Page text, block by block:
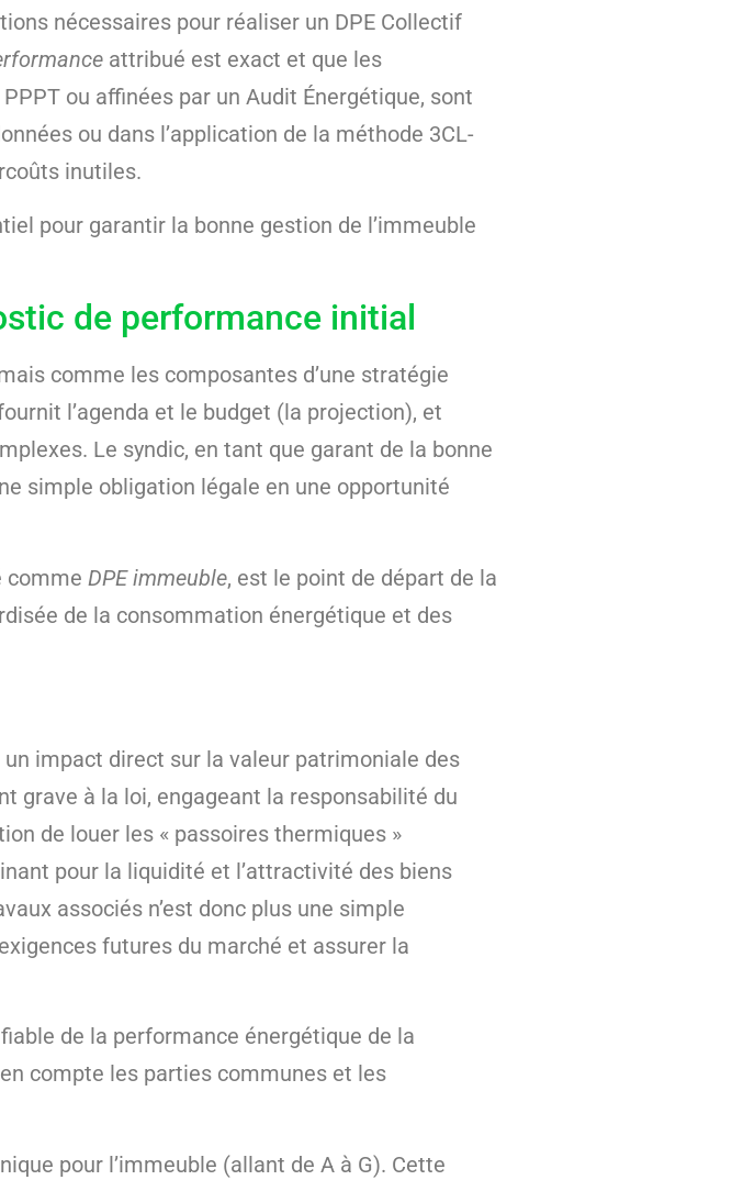
nécessaires pour réaliser un DPE Collectif
attribué est exact et que les
ou affinées par un Audit Énergétique, sont
ou dans l’application de la méthode 3CL-
inutiles.
pour garantir la bonne gestion de l’immeuble
de performance initial
comme les composantes d’une stratégie
l’agenda et le budget (la projection), et
Le syndic, en tant que garant de la bonne
simple obligation légale en une opportunité
comme DPE immeuble, est le point de départ de la
de la consommation énergétique et des
impact direct sur la valeur patrimoniale des
grave à la loi, engageant la responsabilité du
de louer les « passoires thermiques »
pour la liquidité et l’attractivité des biens
associés n’est donc plus une simple
futures du marché et assurer la
de la performance énergétique de la
compte les parties communes et les
pour l’immeuble (allant de A à G). Cette